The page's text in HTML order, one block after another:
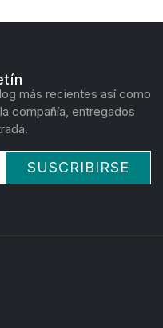
más recientes así como
compañía, entregados
SUSCRIBIRSE